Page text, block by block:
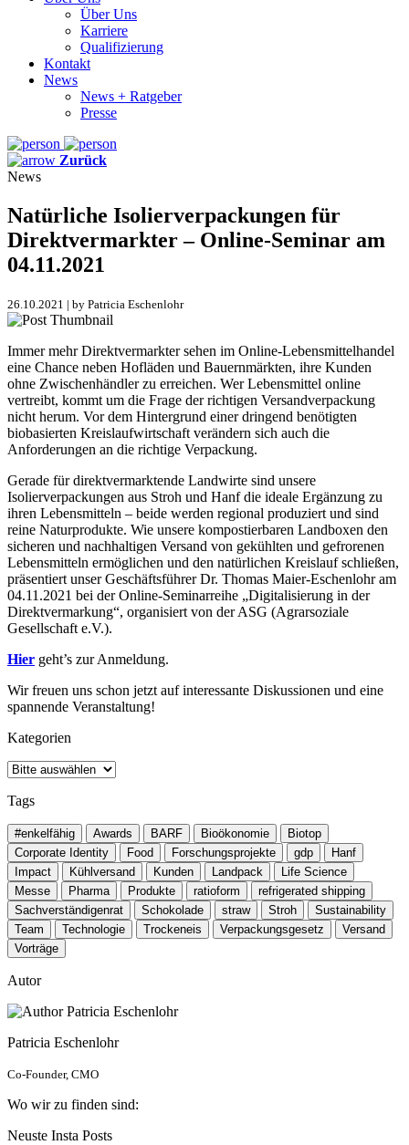
Über Uns
Karriere
Qualifizierung
Kontakt
News
News + Ratgeber
Presse
Zurück
News
Natürliche Isolierverpackungen für
Direktvermarkter – Online-Seminar am
04.11.2021
26.10.2021 | by Patricia Eschenlohr
Immer mehr Direktvermarkter sehen im Online-Lebensmittelhandel
eine Chance neben Hofläden und Bauernmärkten, ihre Kunden
ohne Zwischenhändler zu erreichen. Wer Lebensmittel online
vertreibt, kommt um die Frage der richtigen Versandverpackung
nicht herum. Vor dem Hintergrund einer dringend benötigten
biobasierten Kreislaufwirtschaft verändern sich auch die
Anforderungen an die richtige Verpackung.
Gerade für direktvermarktende Landwirte sind unsere
Isolierverpackungen aus Stroh und Hanf die ideale Ergänzung zu
ihren Lebensmitteln – beide werden regional produziert und sind
reine Naturprodukte. Wie unsere kompostierbaren Landboxen den
sicheren und nachhaltigen Versand von gekühlten und gefrorenen
Lebensmitteln ermöglichen und den natürlichen Kreislauf schließen,
präsentiert unser Geschäftsführer Dr. Thomas Maier-Eschenlohr am
04.11.2021 bei der Online-Seminarreihe „Digitalisierung in der
Direktvermarkung“, organisiert von der ASG (Agrarsoziale
Gesellschaft e.V.).
Hier geht’s zur Anmeldung.
Wir freuen uns schon jetzt auf interessante Diskussionen und eine
spannende Veranstaltung!
Kategorien
Tags
#enkelfähig Awards BARF Bioökonomie
Biotop
Corporate Identity
Food Forschungsprojekte gdp
Hanf
Impact
Kühlversand Kunden Landpack
Life Science
Messe
Pharma Produkte ratioform
refrigerated shipping
Sachverständigenrat
Schokolade straw Stroh
Sustainability
Team
Technologie Trockeneis Verpackungsgesetz
Versand
Vorträge
Autor
Patricia Eschenlohr
Co-Founder, CMO
Wo wir zu finden sind:
Neuste Insta Posts